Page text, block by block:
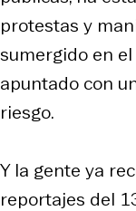
protestas y
sumergido en
apuntado con
riesgo.
Y la gente ya
reportajes del